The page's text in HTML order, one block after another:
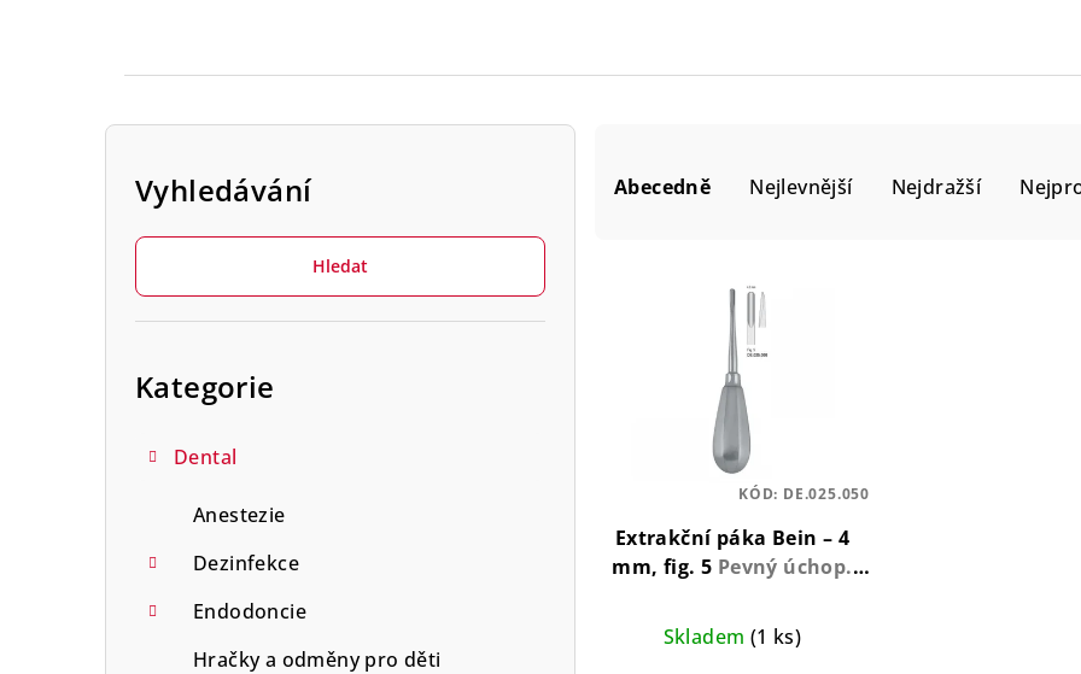
P
Vyhledávání
Hledat
Kategorie
Dental
Anestezie
Dezinfekce
Endodoncie
Hračky a odměny pro děti
a
o
d
Abecedně Nejlevnější Nejdražší
p
r
Extrakční páka Bein – 4
mm, fig. 5 Pevný úchop.
Skladem (1 ks)
KÓD: DE.025.050